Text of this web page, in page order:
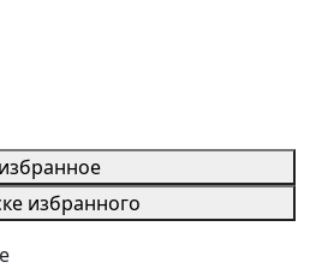
избранного